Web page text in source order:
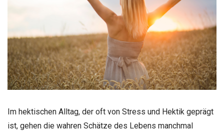
Im hektischen Alltag, der oft von Stress und Hektik geprägt
ist, gehen die wahren Schätze des Lebens manchmal